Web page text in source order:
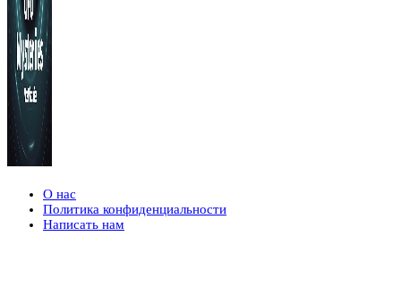
О нас
Политика конфиденциальности
Написать нам